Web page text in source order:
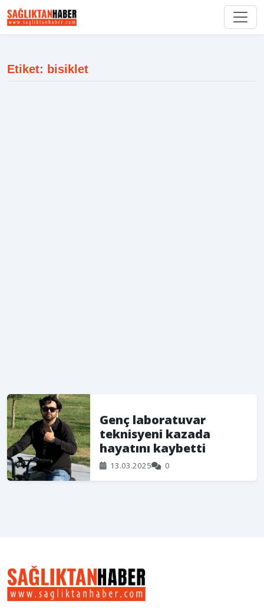
Etiket: bisiklet
Genç laboratuvar
teknisyeni kazada
hayatını kaybetti
13.03.2025 0